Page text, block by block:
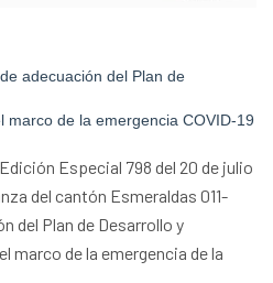
adecuación del Plan de
marco de la emergencia COVID-19
Especial 798 del 20 de julio
del cantón Esmeraldas 011-
del Plan de Desarrollo y
marco de la emergencia de la